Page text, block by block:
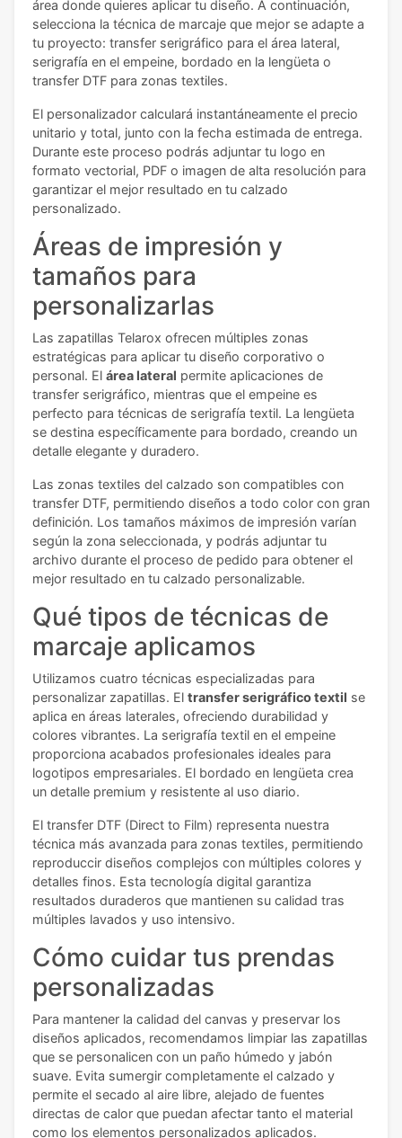
área donde quieres aplicar tu diseño. A continuación,
selecciona la técnica de marcaje que mejor se adapte a
tu proyecto: transfer serigráfico para el área lateral,
serigrafía en el empeine, bordado en la lengüeta o
transfer DTF para zonas textiles.
El personalizador calculará instantáneamente el precio
unitario y total, junto con la fecha estimada de entrega.
Durante este proceso podrás adjuntar tu logo en
formato vectorial, PDF o imagen de alta resolución para
garantizar el mejor resultado en tu calzado
personalizado.
Áreas de impresión y
tamaños para
personalizarlas
Las zapatillas Telarox ofrecen múltiples zonas
estratégicas para aplicar tu diseño corporativo o
personal. El área lateral permite aplicaciones de
transfer serigráfico, mientras que el empeine es
perfecto para técnicas de serigrafía textil. La lengüeta
se destina específicamente para bordado, creando un
detalle elegante y duradero.
Las zonas textiles del calzado son compatibles con
transfer DTF, permitiendo diseños a todo color con gran
definición. Los tamaños máximos de impresión varían
según la zona seleccionada, y podrás adjuntar tu
archivo durante el proceso de pedido para obtener el
mejor resultado en tu calzado personalizable.
Qué tipos de técnicas de
marcaje aplicamos
Utilizamos cuatro técnicas especializadas para
personalizar zapatillas. El transfer serigráfico textil se
aplica en áreas laterales, ofreciendo durabilidad y
colores vibrantes. La serigrafía textil en el empeine
proporciona acabados profesionales ideales para
logotipos empresariales. El bordado en lengüeta crea
un detalle premium y resistente al uso diario.
El transfer DTF (Direct to Film) representa nuestra
técnica más avanzada para zonas textiles, permitiendo
reproduccir diseños complejos con múltiples colores y
detalles finos. Esta tecnología digital garantiza
resultados duraderos que mantienen su calidad tras
múltiples lavados y uso intensivo.
Cómo cuidar tus prendas
personalizadas
Para mantener la calidad del canvas y preservar los
diseños aplicados, recomendamos limpiar las zapatillas
que se personalicen con un paño húmedo y jabón
suave. Evita sumergir completamente el calzado y
permite el secado al aire libre, alejado de fuentes
directas de calor que puedan afectar tanto el material
como los elementos personalizados aplicados.